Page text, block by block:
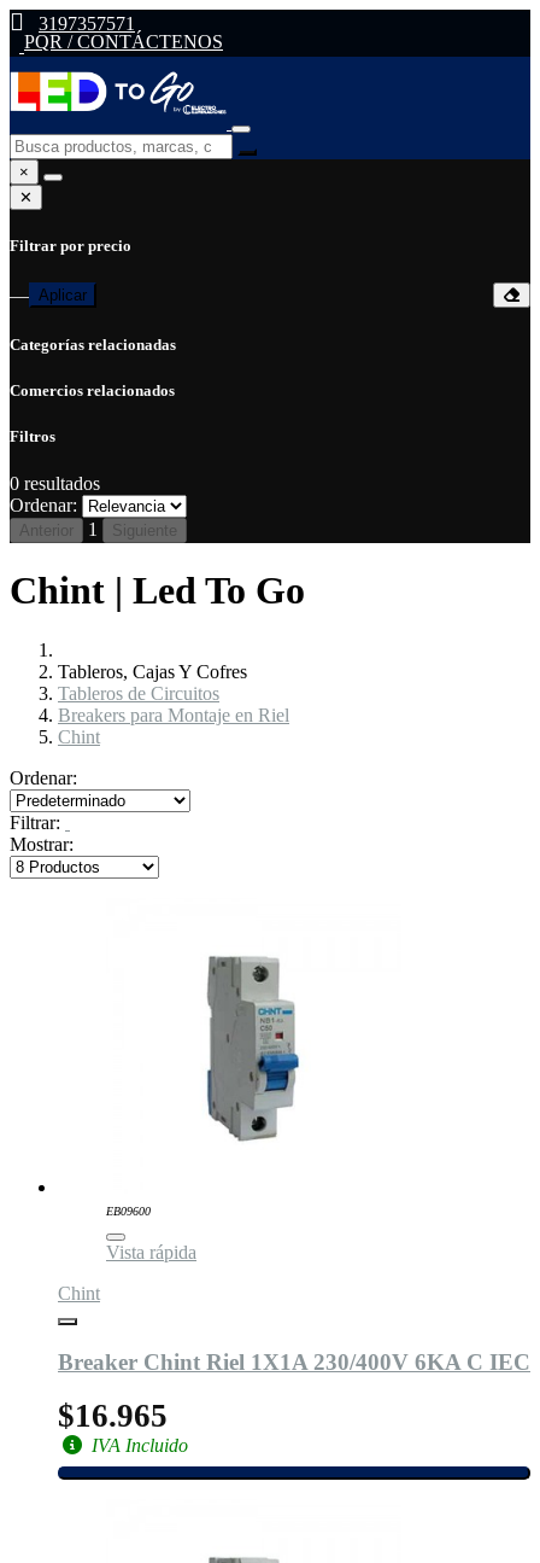
3197357571
PQR / CONTÁCTENOS
×
✕
Filtrar por precio
— Aplicar
Categorías relacionadas
Comercios relacionados
Filtros
0 resultados
Ordenar:
Anterior 1 Siguiente
Chint | Led To Go
Tableros, Cajas Y Cofres
Tableros de Circuitos
Breakers para Montaje en Riel
Chint
Ordenar:
Filtrar:
Mostrar:
EB09600
Vista rápida
Chint
Breaker Chint Riel 1X1A 230/400V 6KA C IEC
$16.965
IVA Incluido